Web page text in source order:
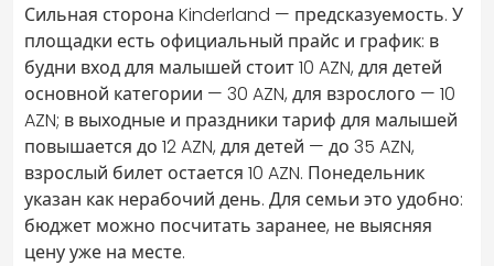
Сильная сторона Kinderland — предсказуемость. У
площадки есть официальный прайс и график: в
будни вход для малышей стоит 10 AZN, для детей
основной категории — 30 AZN, для взрослого — 10
AZN; в выходные и праздники тариф для малышей
повышается до 12 AZN, для детей — до 35 AZN,
взрослый билет остается 10 AZN. Понедельник
указан как нерабочий день. Для семьи это удобно:
бюджет можно посчитать заранее, не выясняя
цену уже на месте.